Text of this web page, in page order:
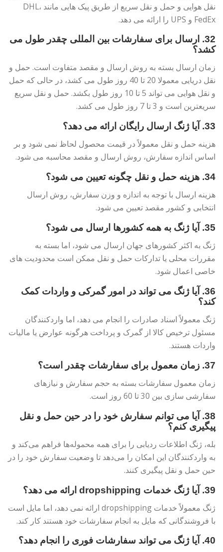
نقل هوایی و حمل و نقل سریع از طریق پیک هایی مانند DHL،
FedEx و UPS را ارائه می دهد.
32. ارسال برای سفارشات بین المللی چقدر طول می
کشد؟
زمان ارسال بسته به روش ارسال و مقصد متفاوت است. حمل و
نقل دریایی معمولا 20 تا 40 روز طول می کشد، در حالی که حمل
و نقل هوایی می تواند 5 تا 10 روز طول بکشد. حمل و نقل سریع
سریعترین است و 3 تا 7 روز طول می کشد.
33. آیا ژنگ ارسال رایگان ارائه می دهد؟
هزینه حمل و نقل معمولاً در قیمت محصول لحاظ نمی شود و بر
اساس اندازه سفارش، روش ارسال و مقصد محاسبه می شود.
34. هزینه حمل و نقل چگونه تعیین می شود؟
هزینه ارسال با توجه به اندازه و وزن سفارش، روش ارسال
انتخابی و کشور مقصد تعیین می شود.
35. آیا ژنگ به همه کشورها ارسال می شود؟
ژنگ به اکثر کشورهای جهان ارسال می شود، اما بسته به
مقررات محلی یا تدارکات حمل و نقل ممکن است محدودیت های
خاصی اعمال شود.
36. آیا ژنگ می تواند در امور گمرکی و واردات کمک
کند؟
ژنگ معمولاً اسناد صادرات را انجام می دهد، اما واردکنندگان
مسئول ترخیص کالا از گمرک و پرداخت هرگونه عوارض یا مالیات
واردات هستند.
37. زمان معمول برای سفارشات چقدر است؟
زمان معمول سفارشات بسته به حجم سفارش و نیازهای
سفارشی سازی بین 30 تا 60 روز است.
38. آیا می توانم سفارش خود را در حین حمل و نقل
پیگیری کنم؟
بله، ژنگ اطلاعات ردیابی را برای همه محموله‌ها فراهم می‌کند و
به واردکنندگان این امکان را می‌دهد تا وضعیت سفارش خود را در
حین حمل و نقل پیگیری کنند.
39. آیا ژنگ خدمات dropshipping ارائه می دهد؟
ژنگ معمولاً خدمات dropshipping ارائه نمی دهد، اما مایل است
با فروشندگانی که مایل به انجام سفارشات خود هستند کار کند.
40. آیا ژنگ می تواند سفارشات فوری را انجام دهد؟